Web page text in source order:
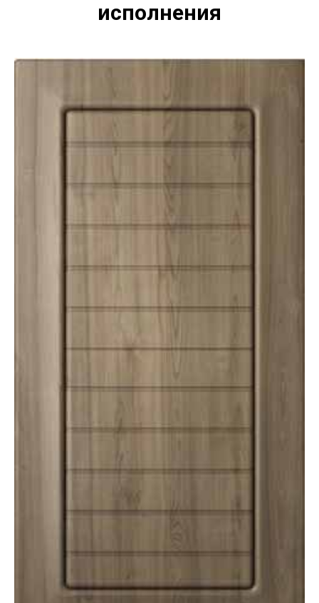
исполнения